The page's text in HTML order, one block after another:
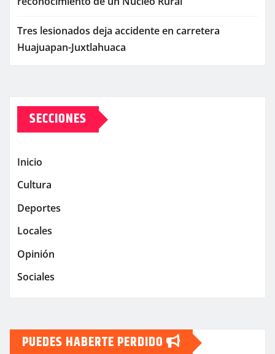
Tres lesionados deja accidente en carretera
Huajuapan-Juxtlahuaca
SECCIONES
Inicio
Cultura
Deportes
Locales
Opinión
Sociales
PUEDES HABERTE PERDIDO